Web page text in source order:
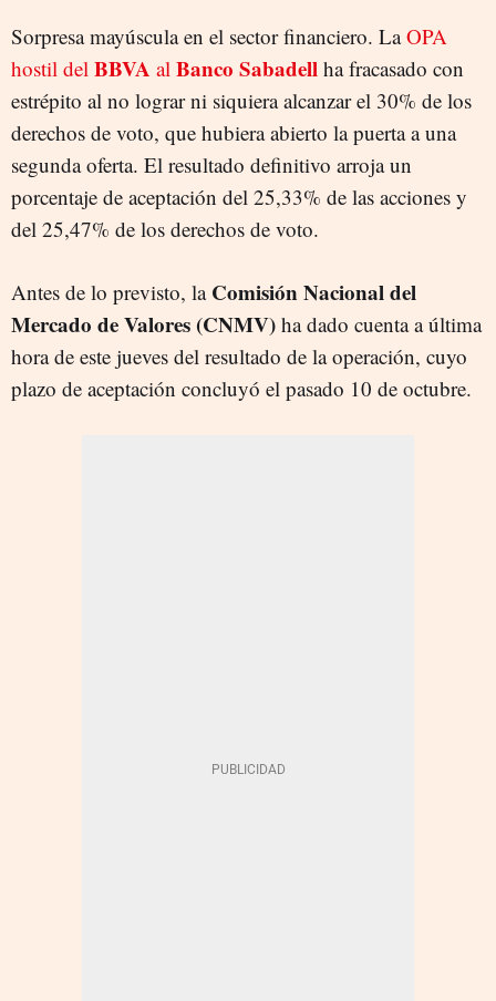
Sorpresa mayúscula en el sector financiero. LaOPA
hostil del BBVA al Banco Sabadell ha fracasado con
estrépito al no lograr ni siquiera alcanzar el 30% de los
derechos de voto, que hubiera abierto la puerta a una
segunda oferta. El resultado definitivo arroja un
porcentaje de aceptación del 25,33% de las acciones y
del 25,47% de los derechos de voto.
Antes de lo previsto, la Comisión Nacional del
Mercado de Valores (CNMV) ha dado cuenta a última
hora de este jueves del resultado de la operación, cuyo
plazo de aceptación concluyó el pasado 10 de octubre.